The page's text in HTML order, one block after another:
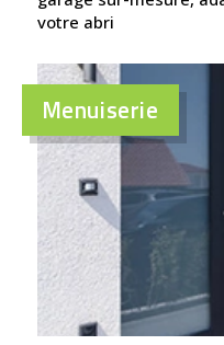
votre abri
Menuiserie